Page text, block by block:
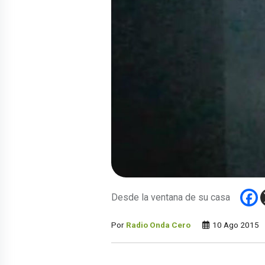
Desde la ventana de su casa
Por Radio Onda Cero 10 Ago 2015